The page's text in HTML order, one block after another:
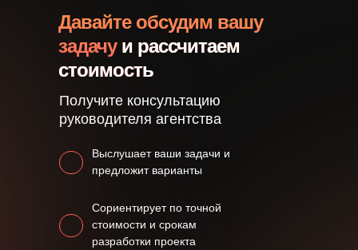
Сориентирует по точной
стоимости и срокам
разработки проекта
Получите консультацию
руководителя агентства
Выслушает ваши задачи и
предложит варианты
Давайте обсудим вашу
задачу и рассчитаем
стоимость